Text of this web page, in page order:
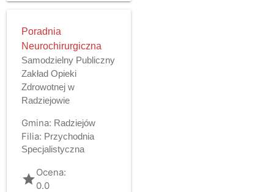
Poradnia
Neurochirurgiczna
Samodzielny Publiczny
Zakład Opieki
Zdrowotnej w
Radziejowie
Gmina: Radziejów
Filia: Przychodnia
Specjalistyczna
gradeOcena:
0.0